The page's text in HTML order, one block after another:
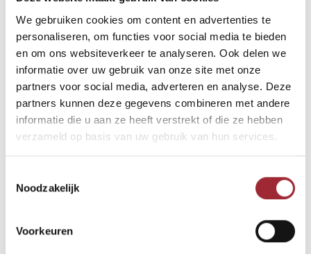
We gebruiken cookies om content en advertenties te
personaliseren, om functies voor social media te bieden
en om ons websiteverkeer te analyseren. Ook delen we
informatie over uw gebruik van onze site met onze
partners voor social media, adverteren en analyse. Deze
partners kunnen deze gegevens combineren met andere
informatie die u aan ze heeft verstrekt of die ze hebben
verzameld op basis van uw gebruik van hun services.
Noodzakelijk
Voorkeuren
Andere Binnenkijkers die u
wellicht ook interesseren